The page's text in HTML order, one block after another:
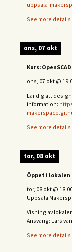
uppsala-
See more details
ons, 07 okt
Kurs: OpenSCAD
ons, 07 okt @
Lär dig att
information:
See more details
tor, 08 okt
Öppet i lokalen
tor, 08 okt @
Uppsala
Visning av
Ansvarig: Lars
See more details